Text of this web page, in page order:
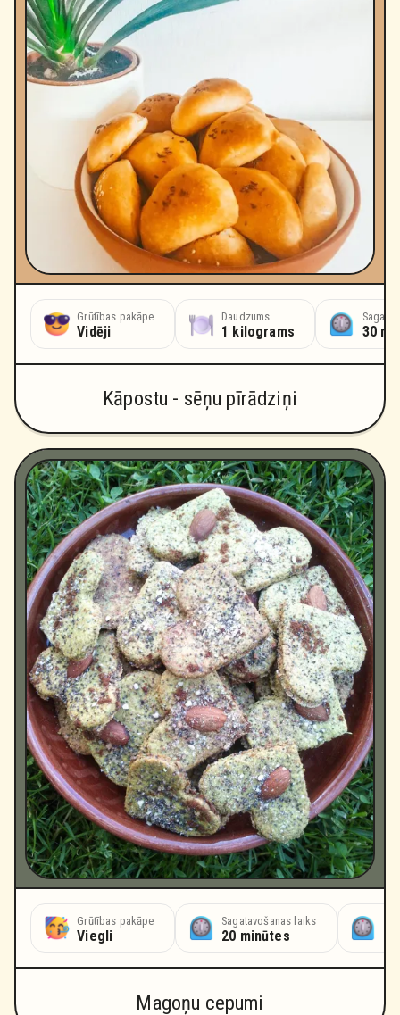
Grūtības pakāpe
Vidēji
Daudzums
1 kilograms 30
Kāpostu - sēņu pīrādziņi
Grūtības pakāpe
Viegli
Sagatavošanas laiks
20 minūtes
Magoņu cepumi